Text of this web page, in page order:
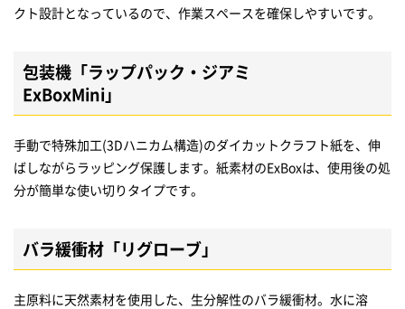
クト設計となっているので、作業スペースを確保しやすいです。
包装機「ラップパック・ジアミ
ExBoxMini」
手動で特殊加工(3Dハニカム構造)のダイカットクラフト紙を、伸
ばしながらラッピング保護します。紙素材のExBoxは、使用後の処
分が簡単な使い切りタイプです。
バラ緩衝材「リグローブ」
主原料に天然素材を使用した、生分解性のバラ緩衝材。水に溶